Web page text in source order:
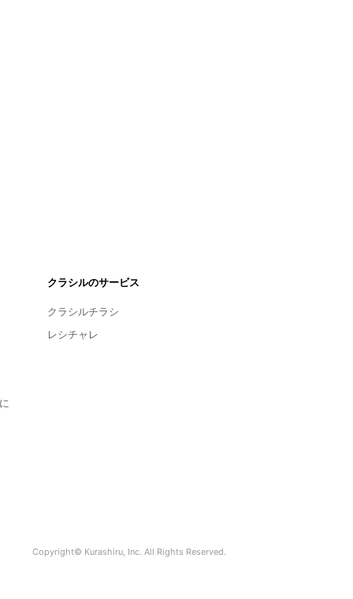
クラシルのサービス
クラシルチラシ
レシチャレ
Copyright© Kurashiru, Inc. All Rights Reserved.